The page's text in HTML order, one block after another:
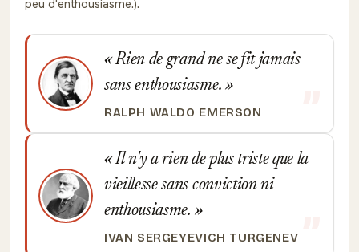
peu d'enthousiasme.).
Rien de grand ne se fit jamais
sans enthousiasme.
RALPH WALDO EMERSON
Il n'y a rien de plus triste que la
vieillesse sans conviction ni
enthousiasme.
IVAN SERGEYEVICH TURGENEV